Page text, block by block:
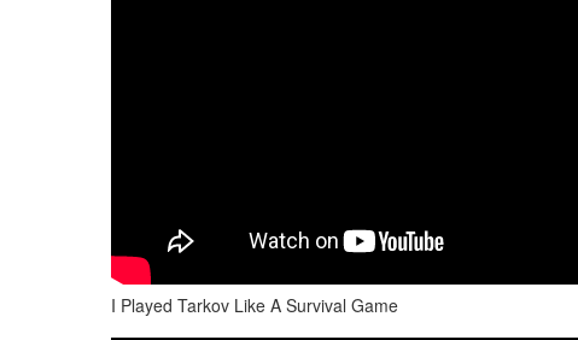
I Played Tarkov Like A Survival Game